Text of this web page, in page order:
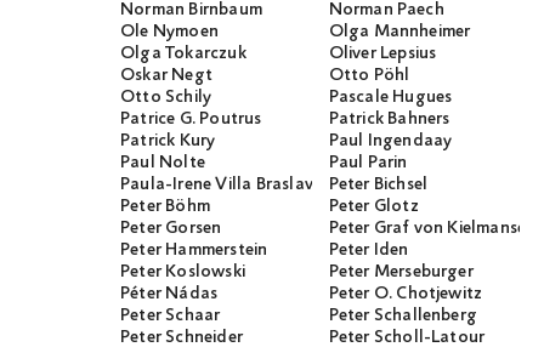
Norman Birnbaum
Norman Paech
Ole Nymoen
Olga Mannheimer
Olga Tokarczuk
Oliver Lepsius
Oskar Negt
Otto Pöhl
Otto Schily
Pascale Hugues
Patrice G. Poutrus
Patrick Bahners
Patrick Kury
Paul Ingendaay
Paul Nolte
Paul Parin
Paula-Irene Villa BraslavskyPeter Bichsel
Peter Böhm
Peter Glotz
Peter Gorsen
Peter Graf von
Peter Hammerstein
Peter Iden
Peter Koslowski
Peter Merseburger
Péter Nádas
Peter O. Chotjewitz
Peter Schaar
Peter Schallenberg
Peter Schneider
Peter Scholl-Latour